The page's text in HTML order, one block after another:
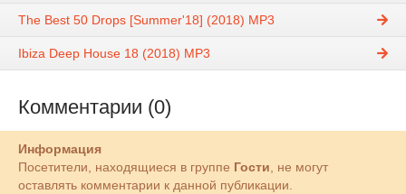
The Best 50 Drops [Summer'18] (2018) MP3
Ibiza Deep House 18 (2018) MP3
Комментарии (0)
Информация
Посетители, находящиеся в группе Гости, не могут
оставлять комментарии к данной публикации.